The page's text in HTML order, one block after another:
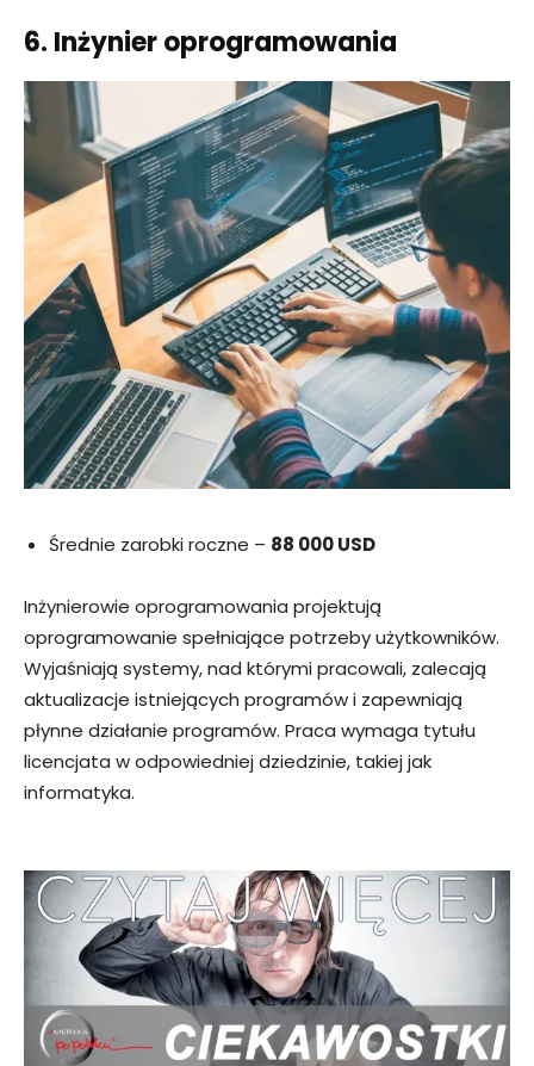
6. Inżynier oprogramowania
Średnie zarobki roczne – 88 000 USD
Inżynierowie oprogramowania projektują
oprogramowanie spełniające potrzeby użytkowników.
Wyjaśniają systemy, nad którymi pracowali, zalecają
aktualizacje istniejących programów i zapewniają
płynne działanie programów. Praca wymaga tytułu
licencjata w odpowiedniej dziedzinie, takiej jak
informatyka.